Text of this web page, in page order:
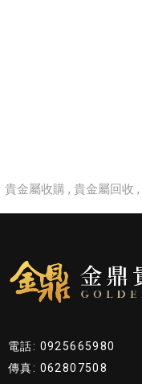
貴金屬收購 貴金屬回收
電話: 0925665980
傳真: 062807508